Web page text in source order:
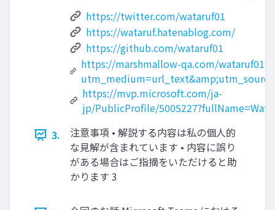
https://twitter.com/wataruf01
https://wataruf.hatenablog.com/
https://github.com/wataruf01
https://marshmallow-qa.com/wataruf01?
https://mvp.microsoft.com/ja-
jp/PublicProfile/
3.
注意事項 • 解説する内容は私の個人的
な見解が含まれています • 内容に誤り
がある場合はご指摘をいただけると助
かります 3